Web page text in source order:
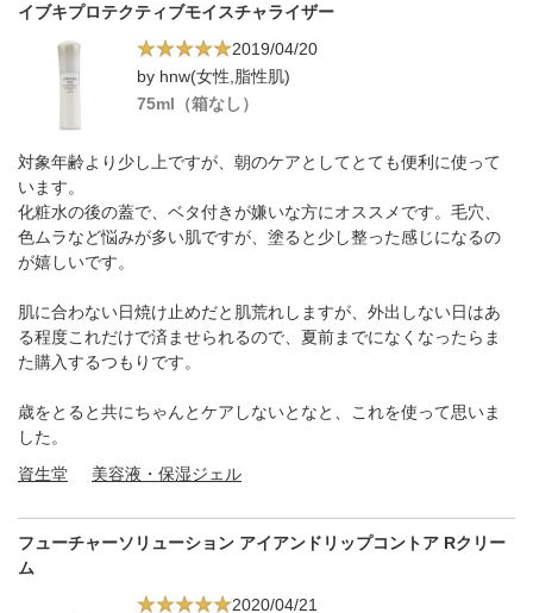
イブキプロテクティブモイスチャライザー
2019/04/20
by hnw(女性,脂性肌)
75ml（箱なし）
対象年齢より少し上ですが、朝のケアとしてとても便利に使って
います。
化粧水の後の蓋で、ベタ付きが嫌いな方にオススメです。毛穴、
色ムラなど悩みが多い肌ですが、塗ると少し整った感じになるの
が嬉しいです。
肌に合わない日焼け止めだと肌荒れしますが、外出しない日はあ
る程度これだけで済ませられるので、夏前までになくなったらま
た購入するつもりです。
歳をとると共にちゃんとケアしないとなと、これを使って思いま
した。
資生堂
美容液・保湿ジェル
フューチャーソリューション アイアンドリップコントア Rクリー
ム
2020/04/21